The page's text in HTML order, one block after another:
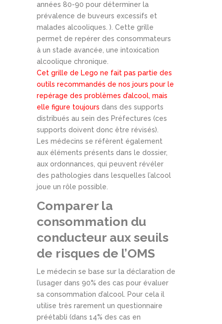
années 80-90 pour déterminer la
prévalence de buveurs excessifs et
malades alcooliques. ). Cette grille
permet de repérer des consommateurs
à un stade avancée, une intoxication
alcoolique chronique.
Cet grille de Lego ne fait pas partie des
outils recommandés de nos jours pour le
repérage des problèmes d’alcool, mais
elle figure toujours dans des supports
distribués au sein des Préfectures (ces
supports doivent donc être révisés).
Les médecins se réfèrent également
aux éléments présents dans le dossier,
aux ordonnances, qui peuvent révéler
des pathologies dans lesquelles l’alcool
joue un rôle possible.
Comparer la
consommation du
conducteur aux seuils
de risques de l’OMS
Le médecin se base sur la déclaration de
l’usager dans 90% des cas pour évaluer
sa consommation d’alcool. Pour cela il
utilise très rarement un questionnaire
préétabli (dans 14% des cas en